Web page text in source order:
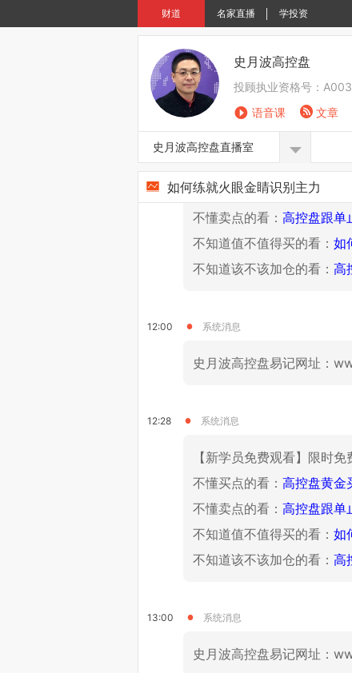
财道 名家直播 学投资
史月波高控盘
投顾执业资格号：
语音课
文章
史月波高控盘直播室
如何练就火眼金睛识别主力
11:00 系统消息
史月波高控盘易记网址：
11:28 系统消息
【新学员免费观看】限时免
不懂买点的看：高控盘黄金
不懂卖点的看： 高控盘跟单
不知道值不值得买的看： 如
不知道该不该加仓的看： 高
12:00 系统消息
史月波高控盘易记网址：
12:28 系统消息
【新学员免费观看】限时免
不懂买点的看： 高控盘黄金
不懂卖点的看： 高控盘跟单
不知道值不值得买的看： 如
不知道该不该加仓的看： 高
13:00 系统消息
史月波高控盘易记网址：